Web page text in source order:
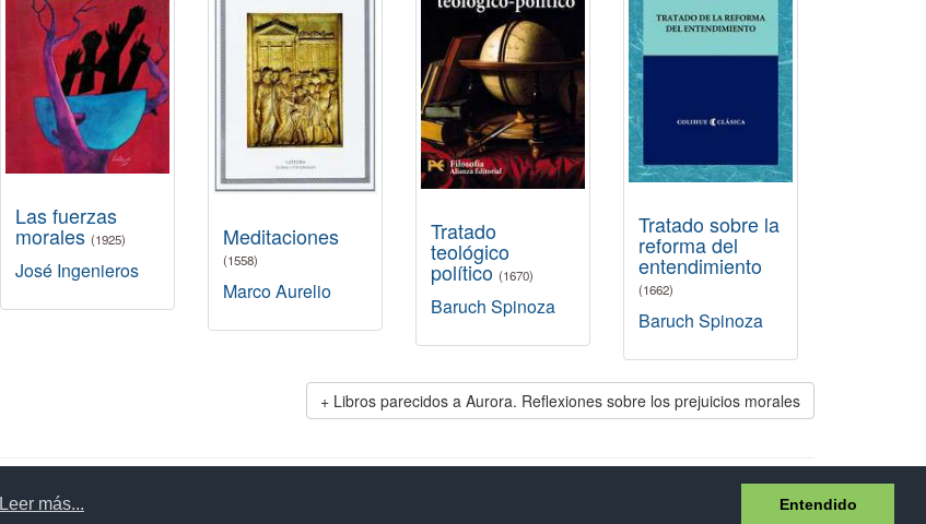
Leer más... Entendido
Las fuerzas
morales (1925)
José Ingenieros
Meditaciones
(1558)
Marco Aurelio
Tratado
teológico
político (1670)
Baruch Spinoza
Tratado sobre la
reforma del
entendimiento
(1662)
Baruch Spinoza
Libros parecidos a Aurora. Reflexiones sobre los prejuicios morales
Aviso legal